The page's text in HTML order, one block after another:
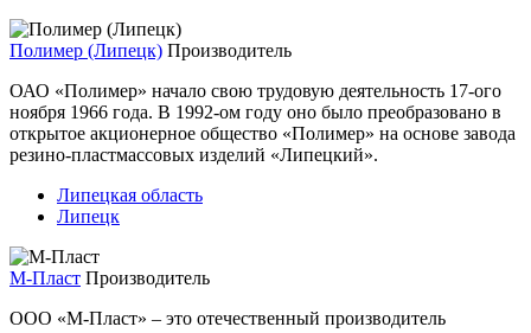
Полимер (Липецк) Производитель
ОАО «Полимер» начало свою трудовую деятельность 17-ого
ноября 1966 года. В 1992-ом году оно было преобразовано в
открытое акционерное общество «Полимер» на основе завода
резино-пластмассовых изделий «Липецкий».
Липецкая область
Липецк
М-Пласт Производитель
ООО «М-Пласт» – это отечественный производитель